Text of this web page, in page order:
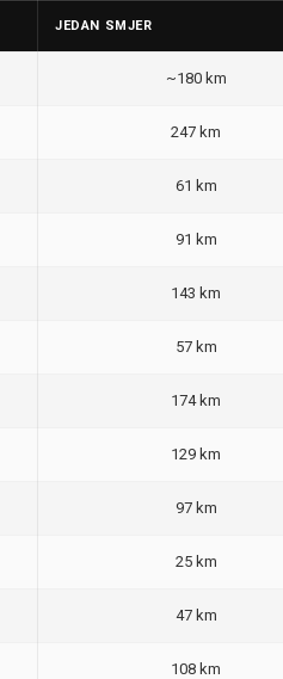
JEDAN SMJER
~180 km
247 km
61 km
91 km
143 km
57 km
174 km
129 km
97 km
25 km
47 km
108 km